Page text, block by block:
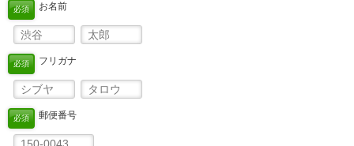
必須 お名前
必須 フリガナ
必須 郵便番号